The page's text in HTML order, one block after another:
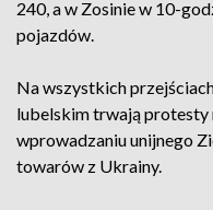
240, a w Zosinie w 10-
pojazdów.
Na wszystkich
lubelskim trwają
wprowadzaniu unijnego
towarów z Ukrainy.